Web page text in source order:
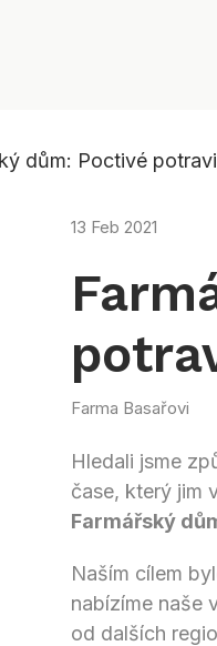
13 Feb 2021
Farma Basařovi
Hledali jsme
čase, který jim
Farmářský
Naším cílem
nabízíme naše
od dalších